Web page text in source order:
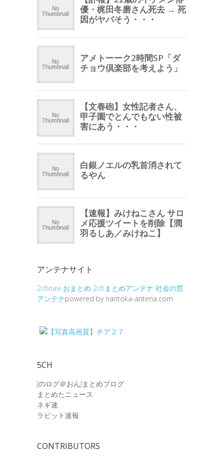
アンテナサイト
2chnavi おまとめ 2chまとめアンテナ 社会の窓
アンテナpowered by nantoka-antena.com
5CH
Jのログ＠おんJまとめブログ
まとめたニュース
ネギ速
ラビット速報
CONTRIBUTORS